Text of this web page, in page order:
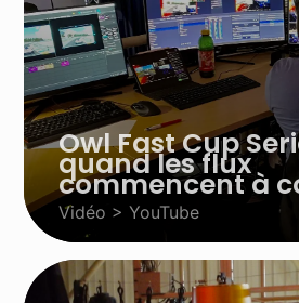
Owl Fast Cup
quand les flux
commencent à
Vidéo > YouTube